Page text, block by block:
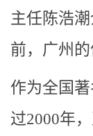
主任陈浩
前，广州
作为全国
过2000年